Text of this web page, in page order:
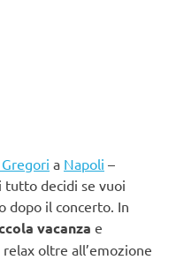
a Napoli –
tutto decidi se vuoi
dopo il concerto. In
vacanza e
oltre all’emozione